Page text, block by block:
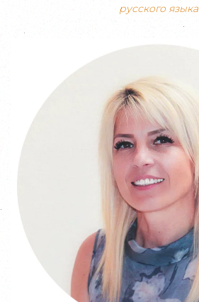
русского языка